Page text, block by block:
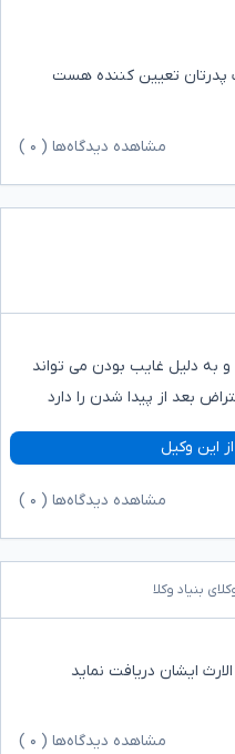
پدرتان تعیین کننده هست
مشاهده دیدگاه‌ها ( ۰
به دلیل غایب بودن می تواند
بعد از پیدا شدن را دارد
این وکیل
مشاهده دیدگاه‌ها ( ۰
بنیاد وکلا
ایشان دریافت نماید
مشاهده دیدگاه‌ها ( ۰